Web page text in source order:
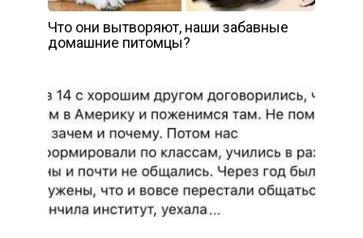
Что они вытворяют, наши забавные
домашние питомцы?